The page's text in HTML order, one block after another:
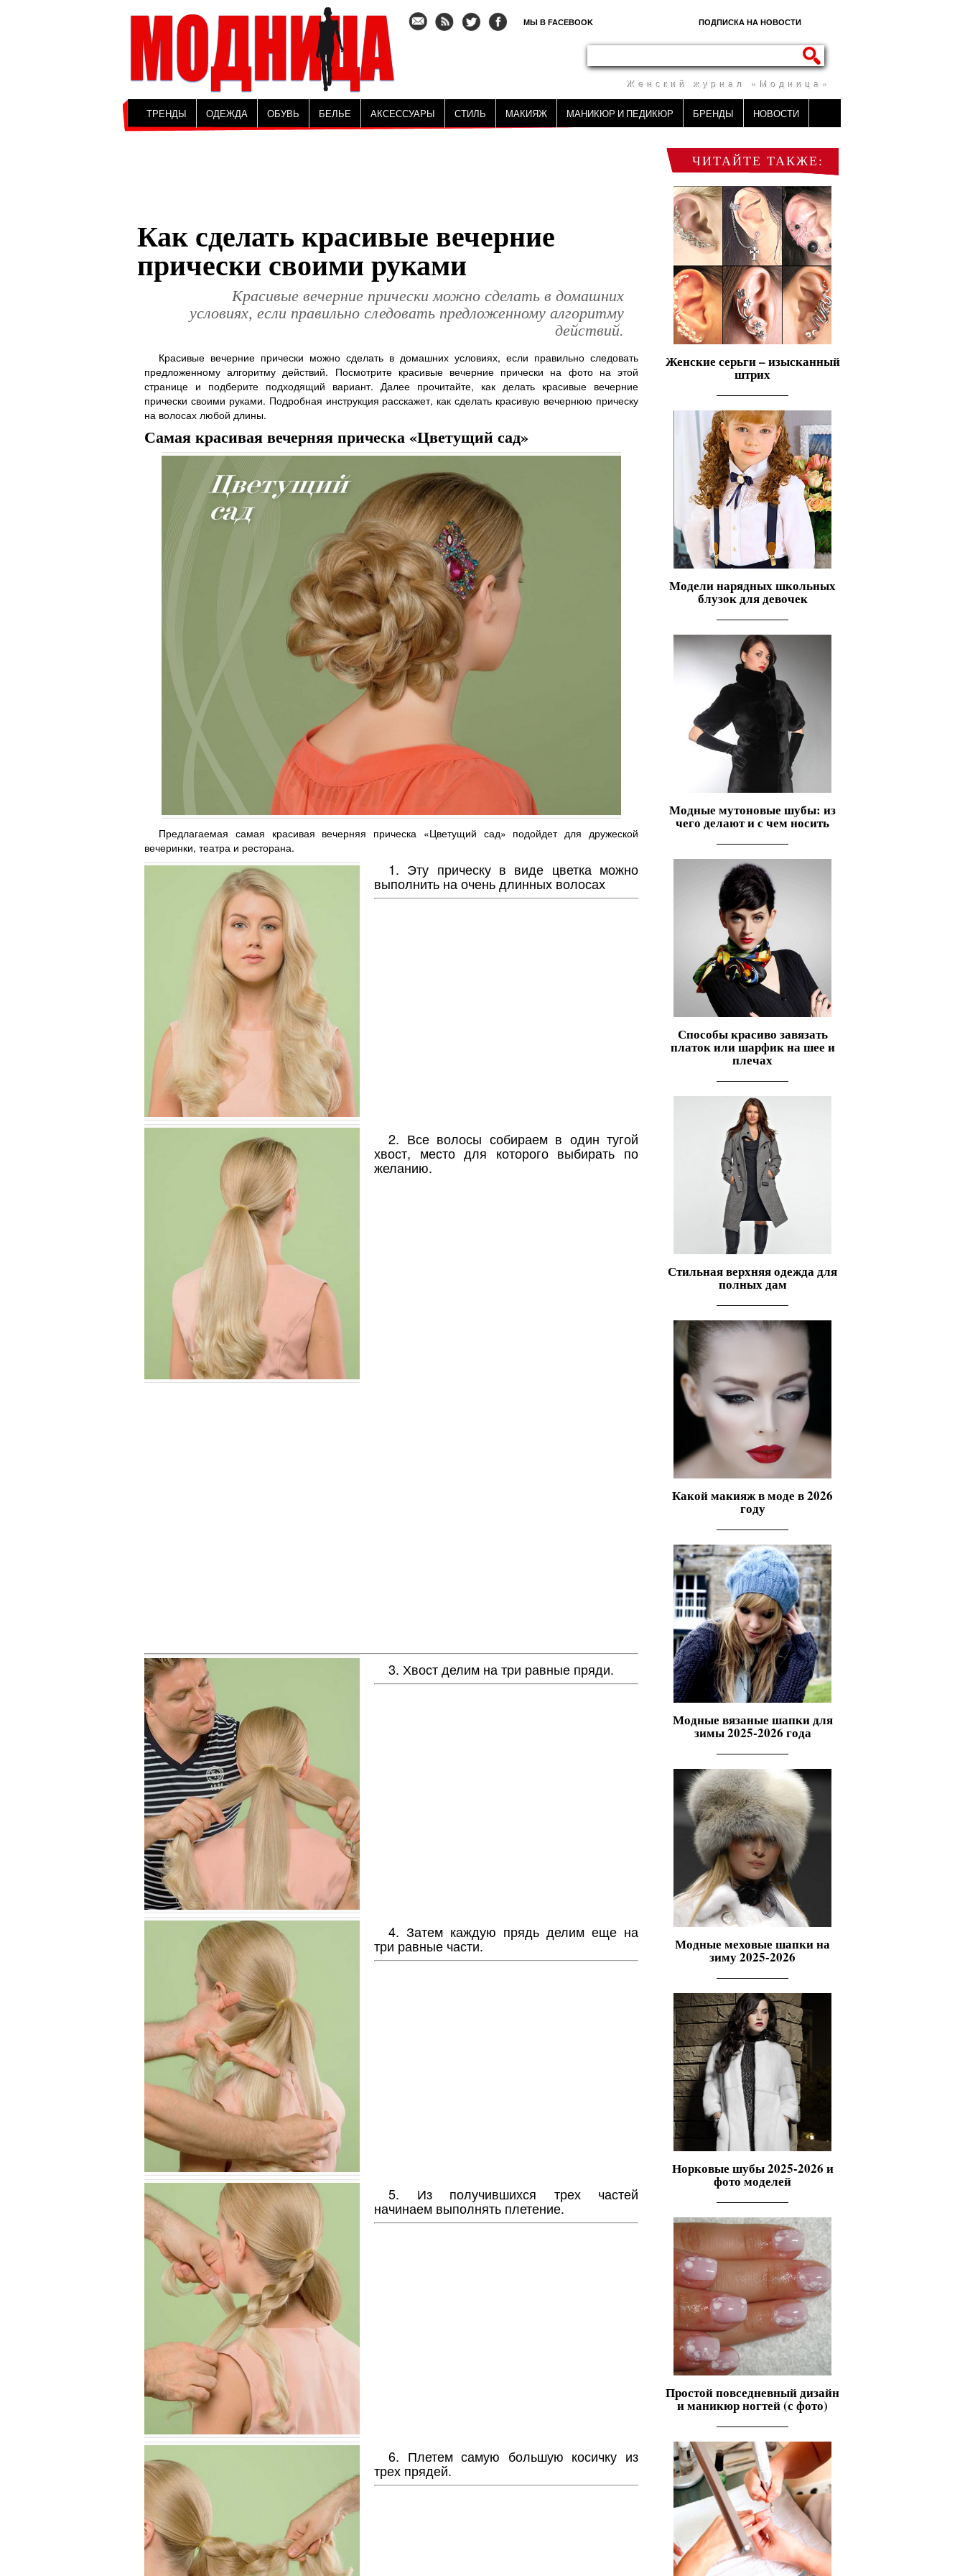
МЫ В FACEBOOK ПОДПИСКА НА НОВОСТИ
Женский журнал «Модница»
ТРЕНДЫ ОДЕЖДА ОБУВЬ БЕЛЬЕ АКСЕССУАРЫ СТИЛЬ МАКИЯЖ МАНИКЮР И ПЕДИКЮР БРЕНДЫ НОВОСТИ
Как сделать красивые вечерние
прически своими руками
Красивые вечерние прически можно сделать в домашних
условиях, если правильно следовать предложенному алгоритму
действий.
Красивые вечерние прически можно сделать в домашних условиях, если правильно следовать
предложенному алгоритму действий. Посмотрите красивые вечерние прически на фото на этой
странице и подберите подходящий вариант. Далее прочитайте, как делать красивые вечерние
прически своими руками. Подробная инструкция расскажет, как сделать красивую вечернюю прическу
на волосах любой длины.
Самая красивая вечерняя прическа «Цветущий сад»
Предлагаемая самая красивая вечерняя прическа «Цветущий сад» подойдет для дружеской
вечеринки, театра и ресторана.
1. Эту прическу в виде цветка можно
выполнить на очень длинных волосах
2. Все волосы собираем в один тугой
хвост, место для которого выбирать по
желанию.
3. Хвост делим на три равные пряди.
4. Затем каждую прядь делим еще на
три равные части.
5. Из получившихся трех частей
начинаем выполнять плетение.
6. Плетем самую большую косичку из
трех прядей.
ЧИТАЙТЕ ТАКЖЕ:
Женские серьги – изысканный
штрих
Модели нарядных школьных
блузок для девочек
Модные мутоновые шубы: из
чего делают и с чем носить
Способы красиво завязать
платок или шарфик на шее и
плечах
Стильная верхняя одежда для
полных дам
Какой макияж в моде в 2026
году
Модные вязаные шапки для
зимы 2025-2026 года
Модные меховые шапки на
зиму 2025-2026
Норковые шубы 2025-2026 и
фото моделей
Простой повседневный дизайн
и маникюр ногтей (с фото)